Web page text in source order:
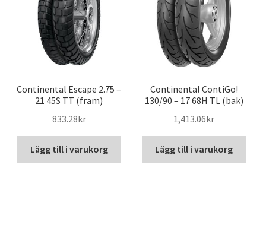
Continental Escape 2.75 –
21 45S TT (fram)
833.28kr
Lägg till i varukorg
Continental ContiGo!
130/90 – 17 68H TL (bak)
1,413.06kr
Lägg till i varukorg